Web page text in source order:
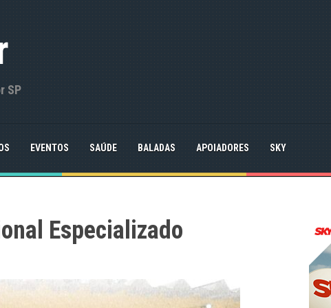
SP
EVENTOS SAÚDE BALADAS APOIADORES SKY
Especializado